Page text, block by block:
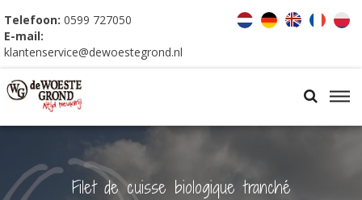
Telefoon: 0599 727050
E-mail:
klantenservice@dewoestegrond.nl
Filet de cuisse biologique tranché